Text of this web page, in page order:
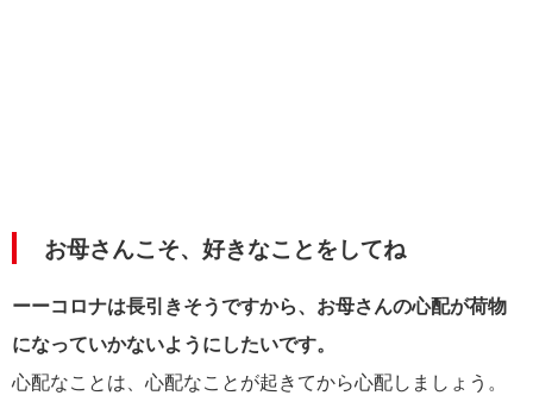
お母さんこそ、好きなことをしてね
ーーコロナは長引きそうですから、お母さんの心配が荷物
になっていかないようにしたいです。
心配なことは、心配なことが起きてから心配しましょう。